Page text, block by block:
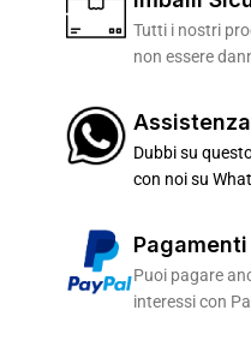
Tutti i nostri
non essere
Dubbi su
con noi su
Puoi pagare
interessi con